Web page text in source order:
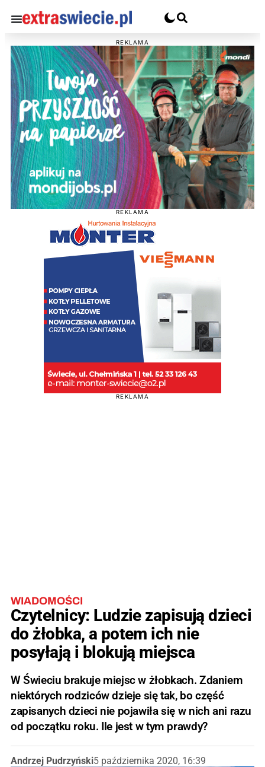
REKLAMA
REKLAMA
REKLAMA
WIADOMOŚCI
Czytelnicy: Ludzie zapisują dzieci
do żłobka, a potem ich nie
posyłają i blokują miejsca
W Świeciu brakuje miejsc w żłobkach. Zdaniem
niektórych rodziców dzieje się tak, bo część
zapisanych dzieci nie pojawiła się w nich ani razu
od początku roku. Ile jest w tym prawdy?
Andrzej Pudrzyński5 października 2020, 16:39